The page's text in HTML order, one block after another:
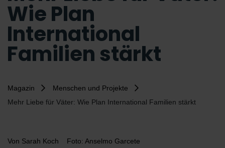
Wie Plan
International
Familien stärkt
Magazin
Menschen und Projekte
Mehr Liebe für Väter: Wie Plan International Familien stärkt
Von Sarah Koch Foto: Anselmo Garcete